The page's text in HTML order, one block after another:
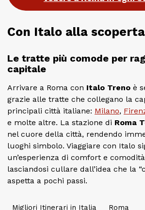
Con Italo alla
Le tratte più comode per
capitale
Arrivare a Roma con Italo Treno è
grazie alle tratte che collegano la
principali città italiane: Milano,
e molte altre. La stazione di Roma
nel cuore della città, rendendo
luoghi simbolo. Viaggiare con Italo
un’esperienza di comfort e
lasciandosi cullare dall’idea che la
aspetta a pochi passi.
Migliori Itinerari in Italia Roma